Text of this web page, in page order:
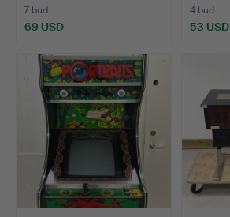
7 bud
69 USD
4 bud
53 USD